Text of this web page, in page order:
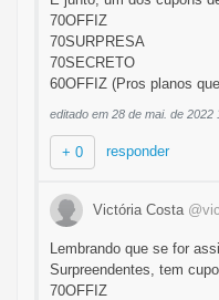
70OFFIZ
70SURPRESA
70SECRETO
60OFFIZ (Pros planos
editado em 28 de mai. de 2022
+ 0 responder
Victória Costa
Lembrando que se for
Surpreendentes, tem
70OFFIZ